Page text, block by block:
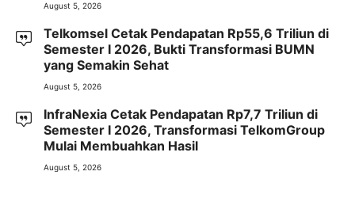
August 5, 2026
Telkomsel Cetak Pendapatan Rp55,6 Triliun di
Semester I 2026, Bukti Transformasi BUMN
yang Semakin Sehat
August 5, 2026
InfraNexia Cetak Pendapatan Rp7,7 Triliun di
Semester I 2026, Transformasi TelkomGroup
Mulai Membuahkan Hasil
August 5, 2026